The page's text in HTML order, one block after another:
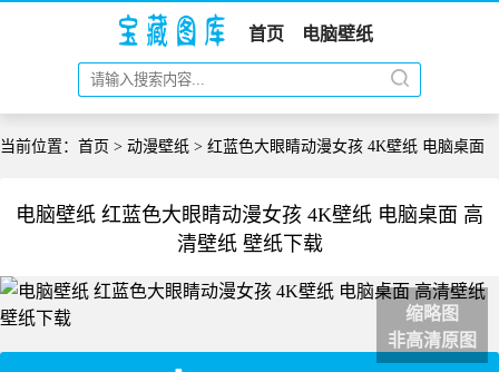
首页 电脑壁纸
当前位置： 首页 > 动漫壁纸 > 红蓝色大眼睛动漫女孩 4K壁纸 电脑桌面
电脑壁纸 红蓝色大眼睛动漫女孩 4K壁纸 电脑桌面 高
清壁纸 壁纸下载
缩略图
非高清原图